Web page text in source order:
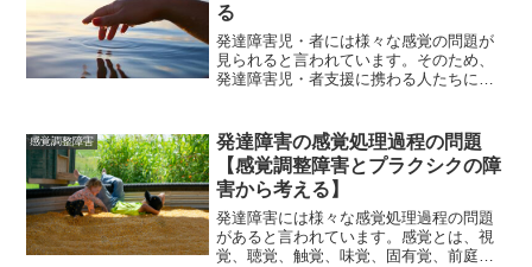
る
発達障害児・者には様々な感覚の問題が
見られると言われています。そのため、
発達障害児・者支援に携わる人たちにと
は、感覚の問題を深掘りする視点として
どのようなものがあるので...
感覚調整障害
発達障害の感覚処理過程の問題
【感覚調整障害とプラクシクの障
害から考える】
発達障害には様々な感覚処理過程の問題
があると言われています。感覚とは、視
覚、聴覚、触覚、味覚、固有覚、前庭覚